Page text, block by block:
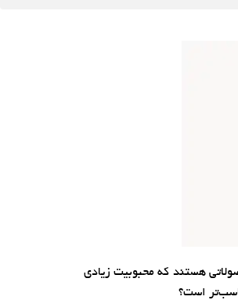
هستند که محبوبیت زیادی
است؟